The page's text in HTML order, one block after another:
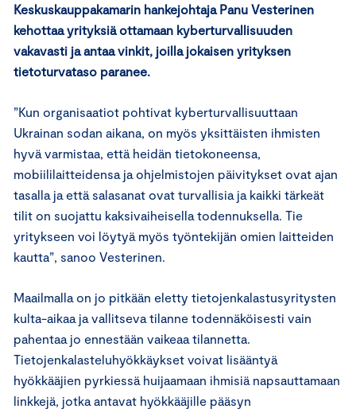
Keskuskauppakamarin hankejohtaja Panu Vesterinen
kehottaa yrityksiä ottamaan kyberturvallisuuden
vakavasti ja antaa vinkit, joilla jokaisen yrityksen
tietoturvataso paranee.
”Kun organisaatiot pohtivat kyberturvallisuuttaan
Ukrainan sodan aikana, on myös yksittäisten ihmisten
hyvä varmistaa, että heidän tietokoneensa,
mobiililaitteidensa ja ohjelmistojen päivitykset ovat ajan
tasalla ja että salasanat ovat turvallisia ja kaikki tärkeät
tilit on suojattu kaksivaiheisella todennuksella. Tie
yritykseen voi löytyä myös työntekijän omien laitteiden
kautta”, sanoo Vesterinen.
Maailmalla on jo pitkään eletty tietojenkalastusyritysten
kulta-aikaa ja vallitseva tilanne todennäköisesti vain
pahentaa jo ennestään vaikeaa tilannetta.
Tietojenkalasteluhyökkäykset voivat lisääntyä
hyökkääjien pyrkiessä huijaamaan ihmisiä napsauttamaan
linkkejä, jotka antavat hyökkääjille pääsyn